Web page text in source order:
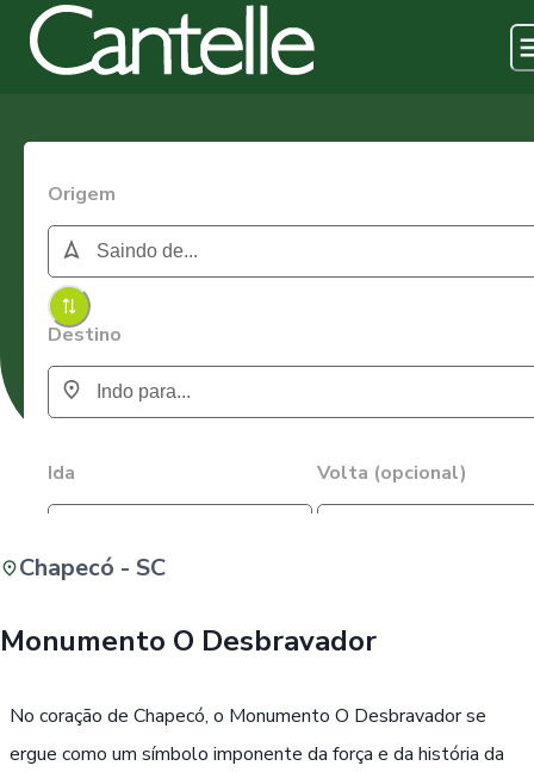
Origem
Destino
Ida Volta (opcional)
Chapecó - SC
Monumento O Desbravador
No coração de Chapecó, o Monumento O Desbravador se
ergue como um símbolo imponente da força e da história da